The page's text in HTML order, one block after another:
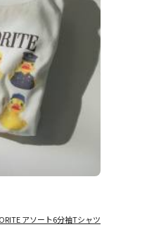
アソート6分袖Tシャツ